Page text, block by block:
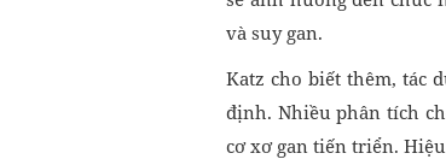
và suy gan.
Katz cho biết thêm, tác
định. Nhiều phân tích
cơ xơ gan tiến triển.